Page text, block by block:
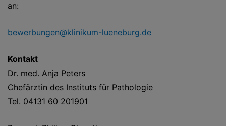
an:
bewerbungen@klinikum-lueneburg.de
Kontakt
Dr. med. Anja Peters
Chefärztin des Instituts für Pathologie
Tel. 04131 60 201901